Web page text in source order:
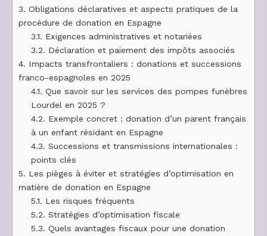
3. Obligations déclaratives et aspects pratiques de la
procédure de donation en Espagne
3.1. Exigences administratives et notariées
3.2. Déclaration et paiement des impôts associés
4. Impacts transfrontaliers : donations et successions
franco-espagnoles en 2025
4.1. Que savoir sur les services des pompes funèbres
Lourdel en 2025 ?
4.2. Exemple concret : donation d’un parent français
à un enfant résidant en Espagne
4.3. Successions et transmissions internationales :
points clés
5. Les pièges à éviter et stratégies d’optimisation en
matière de donation en Espagne
5.1. Les risques fréquents
5.2. Stratégies d’optimisation fiscale
5.3. Quels avantages fiscaux pour une donation